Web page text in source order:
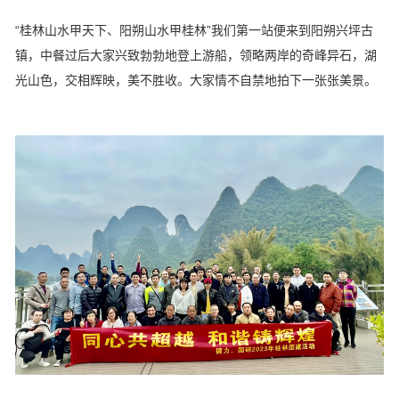
“桂林山水甲天下、阳朔山水甲桂林”我们第一站便来到阳朔兴坪古
镇，中餐过后大家兴致勃勃地登上游船，领略两岸的奇峰异石，湖
光山色，交相辉映，美不胜收。大家情不自禁地拍下一张张美景。